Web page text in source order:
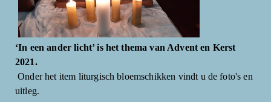
‘In een ander licht’ is het thema van Advent en Kerst
2021.
Onder het item liturgisch bloemschikken vindt u de foto's en
uitleg.